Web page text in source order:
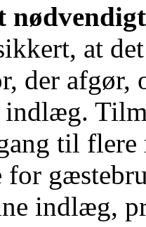
at
der afgør,
til
indlæg,